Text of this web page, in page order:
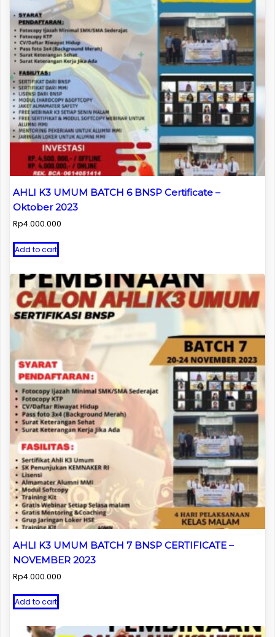
AHLI K3 UMUM BATCH 6 BNSP Certificate –
Oktober 2023
Rp4.000.000
Add to cart
AHLI K3 UMUM BATCH 7 BNSP CERTIFICATE –
NOVEMBER 2023
Rp4.000.000
Add to cart